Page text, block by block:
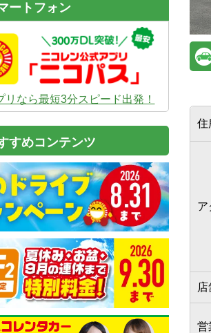
住
ア
営
ートフォン
なら最短3分スピード出発！
すめコンテンツ